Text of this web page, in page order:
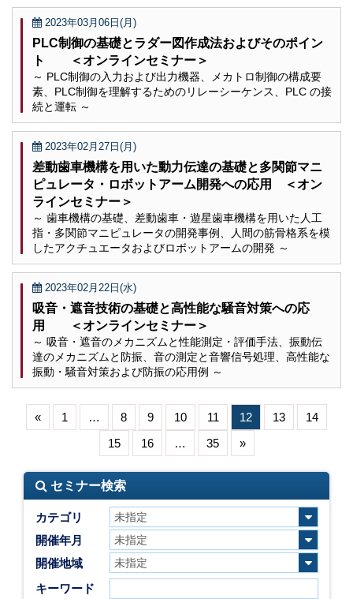
2023年03月06日(月)
PLC制御の基礎とラダー図作成法およびそのポイン
ト ＜オンラインセミナー＞
～ PLC制御の入力および出力機器、メカトロ制御の構成要
素、PLC制御を理解するためのリレーシーケンス、PLC の接
続と運転 ～
2023年02月27日(月)
差動歯車機構を用いた動力伝達の基礎と多関節マニ
ピュレータ・ロボットアーム開発への応用 ＜オン
ラインセミナー＞
～ 歯車機構の基礎、差動歯車・遊星歯車機構を用いた人工
指・多関節マニピュレータの開発事例、人間の筋骨格系を模
したアクチュエータおよびロボットアームの開発 ～
2023年02月22日(水)
吸音・遮音技術の基礎と高性能な騒音対策への応
用 ＜オンラインセミナー＞
～ 吸音・遮音のメカニズムと性能測定・評価手法、振動伝
達のメカニズムと防振、音の測定と音響信号処理、高性能な
振動・騒音対策および防振の応用例 ～
« 1 … 8 9 10 11 12 13
14
15
16 … 35 »
セミナー検索
カテゴリ
開催年月
開催地域
キーワード